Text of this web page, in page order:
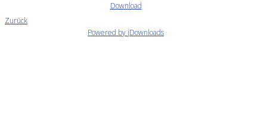
Download
Zurück
Powered by jDownloads